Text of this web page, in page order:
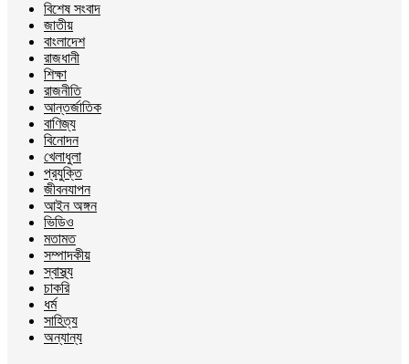
বিশেষ সংবাদ
জাতীয়
বাংলাদেশ
রাজধানী
শিক্ষা
রাজনীতি
আন্তর্জাতিক
বাণিজ্য
বিনোদন
খেলাধুলা
প্রযুক্তি
জীবনযাপন
আইন অঙ্গন
ভিডিও
মতামত
সম্পাদকীয়
স্বাস্থ্য
চাকরি
ধর্ম
সাহিত্য
অন্যান্য